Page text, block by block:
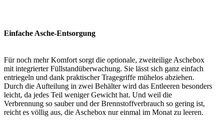
Einfache Asche-Entsorgung
Für noch mehr Komfort sorgt die optionale, zweiteilige Aschebox
mit integrierter Füllstandüberwachung. Sie lässt sich ganz einfach
entriegeln und dank praktischer Tragegriffe mühelos abziehen.
Durch die Aufteilung in zwei Behälter wird das Entleeren besonders
leicht, da jedes Teil weniger Gewicht hat. Und weil die
Verbrennung so sauber und der Brennstoffverbrauch so gering ist,
reicht es völlig aus, die Aschebox nur einmal im Monat zu leeren.